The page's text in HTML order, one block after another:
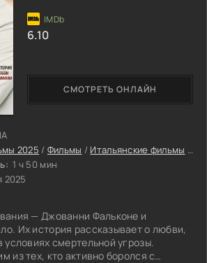
2025 / Фильмы / Итальянские фильмы
1 ч 50 мин
2025
— Джованни Фальконе и
Их история рассказывает о любви,
смертельной угрозы.
из тех, кто активно боролся с
СМОТРЕТЬ ОНЛАЙН
6.10